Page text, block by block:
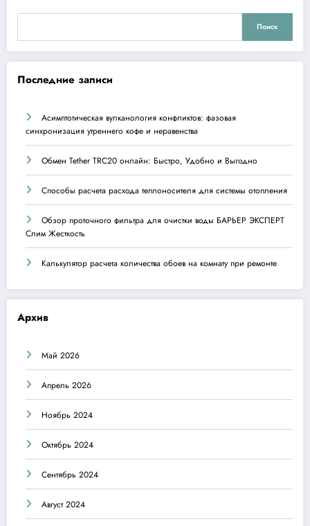
Поиск
Последние записи
Асимптотическая вулканология конфликтов: фазовая
синхронизация утреннего кофе и неравенства
Обмен Tether TRC20 онлайн: Быстро, Удобно и Выгодно
Способы расчета расхода теплоносителя для системы отопления
Обзор проточного фильтра для очистки воды БАРЬЕР ЭКСПЕРТ
Слим Жесткость
Калькулятор расчета количества обоев на комнату при ремонте
Архив
Май 2026
Апрель 2026
Ноябрь 2024
Октябрь 2024
Сентябрь 2024
Август 2024